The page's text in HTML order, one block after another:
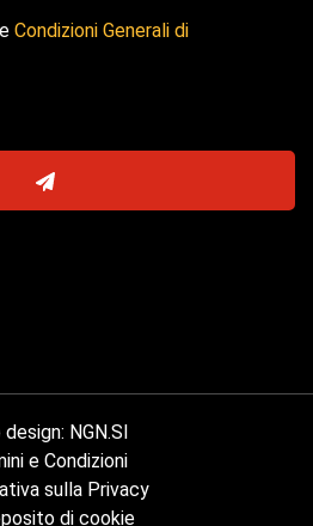
Condizioni Generali di
design: NGN.SI
e Condizioni
sulla Privacy
di cookie